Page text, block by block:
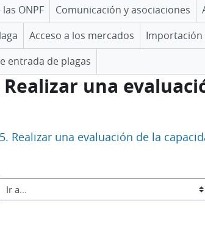
ONPF Comunicación y asociaciones
Acceso a los mercados
entrada de plagas
Realizar una
Realizar una evaluación de la